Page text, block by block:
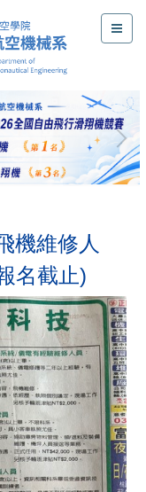
機維修人
名截止)